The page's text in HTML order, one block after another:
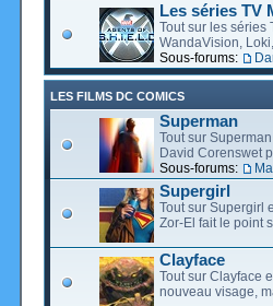
Les séries TV
Tout sur les séries
WandaVision,
Sous-forums:
LES FILMS DC COMICS
Superman
Tout sur
David Corenswet
Sous-forums:
Supergirl
Tout sur Supergirl
Zor-El fait le point
Clayface
Tout sur Clayface
nouveau visage,